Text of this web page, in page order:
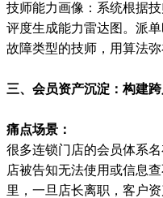
技师能力画像：系统根据
评度生成能力雷达图。派
故障类型的技师，用算法
三、会员资产沉淀：构建
痛点场景：
很多连锁门店的会员体系
店被告知无法使用或信息
里，一旦店长离职，客户资